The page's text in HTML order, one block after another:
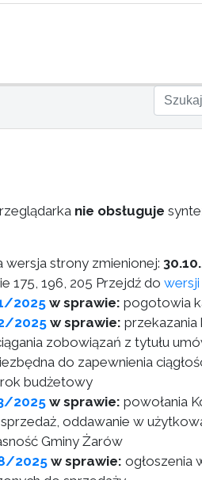
nie obsługuje
wersja strony zmienionej:
175, 196, 205 Przejdź do wersji
2025w sprawie: pogotowia
2025 w sprawie:
zobowiązań z tytułu
do zapewnienia
budżetowy
2025w sprawie: powołania
oddawanie w
Gminy Żarów
2025 w sprawie: ogłoszenia